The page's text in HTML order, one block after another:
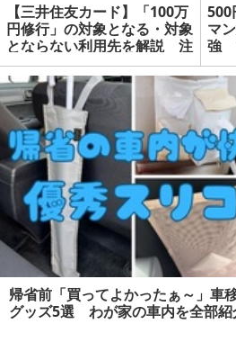
【三井住友カード】「100万
円修行」の対象となる・対象
とならない利用先を解説 注
意点を確認して効率的な「修
行」を | マネーの達人
500
マ
強
い
帰省前「買ってよかったぁ～」車
グッズ5選 わが家の車内を全部